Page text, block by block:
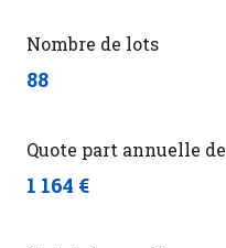
Nombre de lots
88
Quote part annuelle
1 164 €